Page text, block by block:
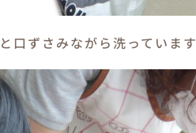
口ずさみながら洗っています